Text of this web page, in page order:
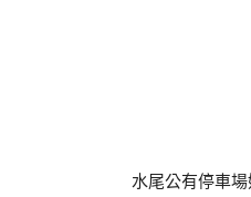
水尾公有停車場